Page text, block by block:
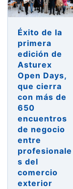
Éxito de la
primera
edición de
Asturex
Open Days,
que cierra
con más de
650
encuentros
de negocio
entre
profesionale
s del
comercio
exterior